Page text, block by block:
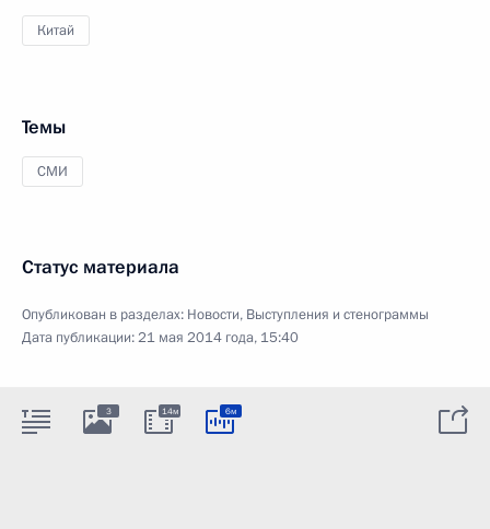
Китай
Темы
СМИ
Статус материала
Опубликован в разделах: Новости, Выступления и стенограммы
Дата публикации:21 мая 2014 года, 15:40
3 14м 6м